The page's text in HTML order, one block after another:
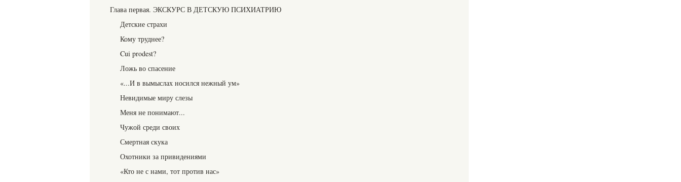
Глава первая. ЭКСКУРС В ДЕТСКУЮ ПСИХИАТРИЮ
Детские страхи
Кому труднее?
Cui prodest?
Ложь во спасение
«...И в вымыслах носился нежный ум»
Невидимые миру слезы
Меня не понимают...
Чужой среди своих
Смертная скука
Охотники за привидениями
«Кто не с нами, тот против нас»